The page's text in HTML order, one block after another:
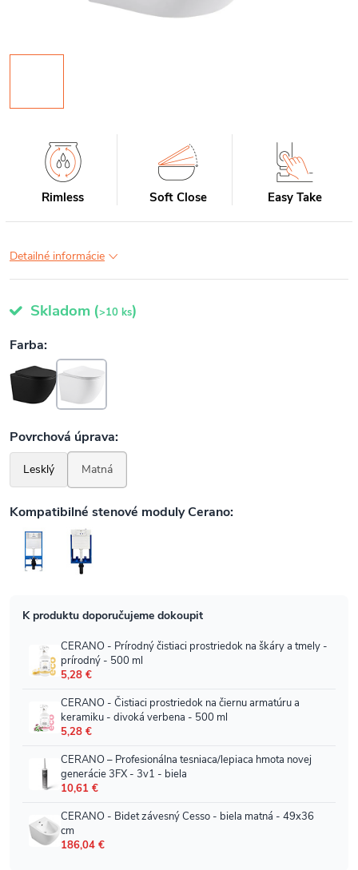
Rimless Soft Close Easy Take
Detailné informácie
Skladom (>10 ks)